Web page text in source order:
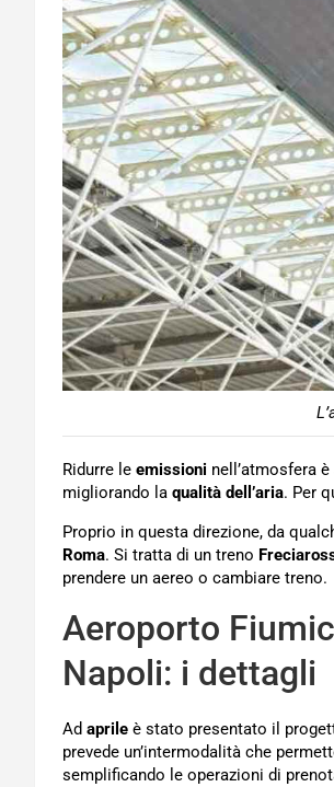
Ridurre le emissioni nell’atmosfera
migliorando la qualità dell’aria. Per
Proprio in questa direzione, da
Roma. Si tratta di un treno
prendere un aereo o cambiare treno.
Aeroporto
Napoli: i dettagli
Ad aprile è stato presentato il
prevede un’intermodalità che
semplificando le operazioni di